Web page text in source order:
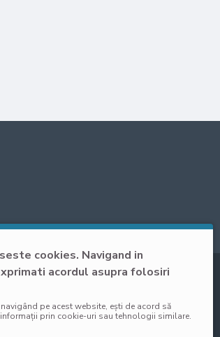
cookies. Navigand in
acordul asupra folosiri
pe acest website, ești de acord să
prin cookie-uri sau tehnologii similare.